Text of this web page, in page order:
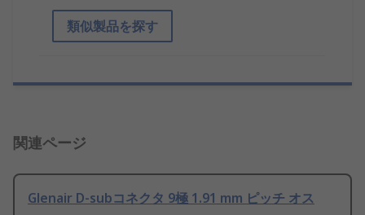
類似製品を探す
関連ページ
Glenair D-subコネクタ 9極 1.91 mm ピッチ オス